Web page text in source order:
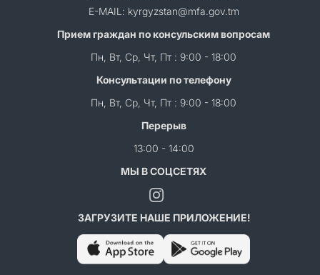
E-MAIL: kyrgyzstan@mfa.gov.tm
Прием граждан по консульским вопросам
Пн, Вт, Ср, Чт, Пт : 9:00 - 18:00
Консультации по телефону
Пн, Вт, Ср, Чт, Пт : 9:00 - 18:00
Перерыв
13:00 - 14:00
МЫ В СОЦСЕТЯХ
ЗАГРУЗИТЕ НАШЕ ПРИЛОЖЕНИЕ!